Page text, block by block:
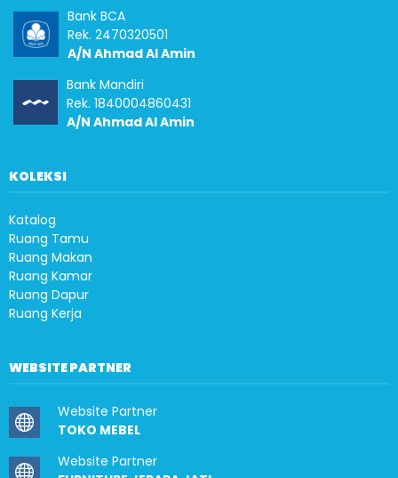
Bank BCA
Rek. 2470320501
A/N Ahmad Al Amin
Bank Mandiri
Rek. 1840004860431
A/N Ahmad Al Amin
KOLEKSI
Katalog
Ruang Tamu
Ruang Makan
Ruang Kamar
Ruang Dapur
Ruang Kerja
WEBSITE PARTNER
Website Partner
TOKO MEBEL
Website Partner